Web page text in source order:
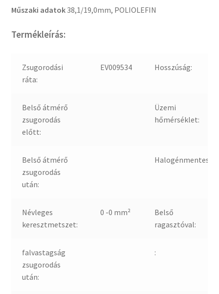
Műszaki adatok38,1/19,0mm, POLIOLEFIN
Termékleírás:
Zsugorodási
ráta:
EV009534 Hosszúság:
Belső átmérő
zsugorodás
előtt:
Üzemi
hőmérséklet:
Belső átmérő
zsugorodás
után:
Halogénmentes:
Névleges
keresztmetszet:
0 -0 mm²
Belső
ragasztóval:
falvastagság
zsugorodás
után:
: